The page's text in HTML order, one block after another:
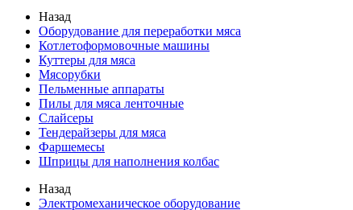
Назад
Оборудование для переработки мяса
Котлетоформовочные машины
Куттеры для мяса
Мясорубки
Пельменные аппараты
Пилы для мяса ленточные
Слайсеры
Тендерайзеры для мяса
Фаршемесы
Шприцы для наполнения колбас
Назад
Электромеханическое оборудование